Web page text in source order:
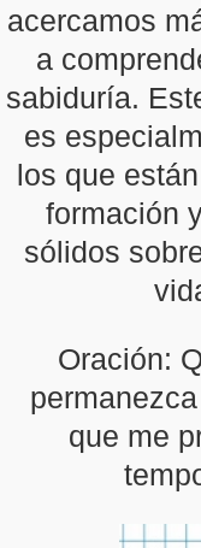
acercamos
a
sabiduría.
es
los que
formación
sólidos
Oración:
que me